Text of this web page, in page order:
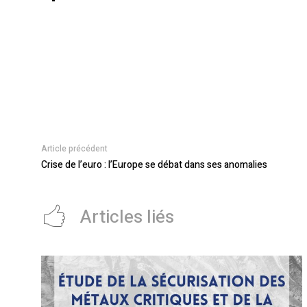
Article précédent
Crise de l’euro : l’Europe se débat dans ses anomalies
Articles liés